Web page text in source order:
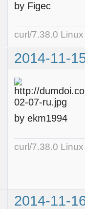
by Figec
curl/7.38.0
2014-11-
by ekm1994
curl/7.38.0
2014-11-